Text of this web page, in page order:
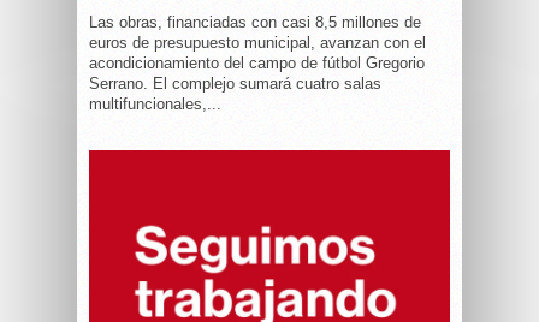
Las obras, financiadas con casi 8,5 millones de
euros de presupuesto municipal, avanzan con el
acondicionamiento del campo de fútbol Gregorio
Serrano. El complejo sumará cuatro salas
multifuncionales,...